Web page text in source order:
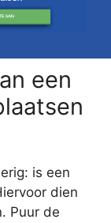
een
is een
dien
Puur de